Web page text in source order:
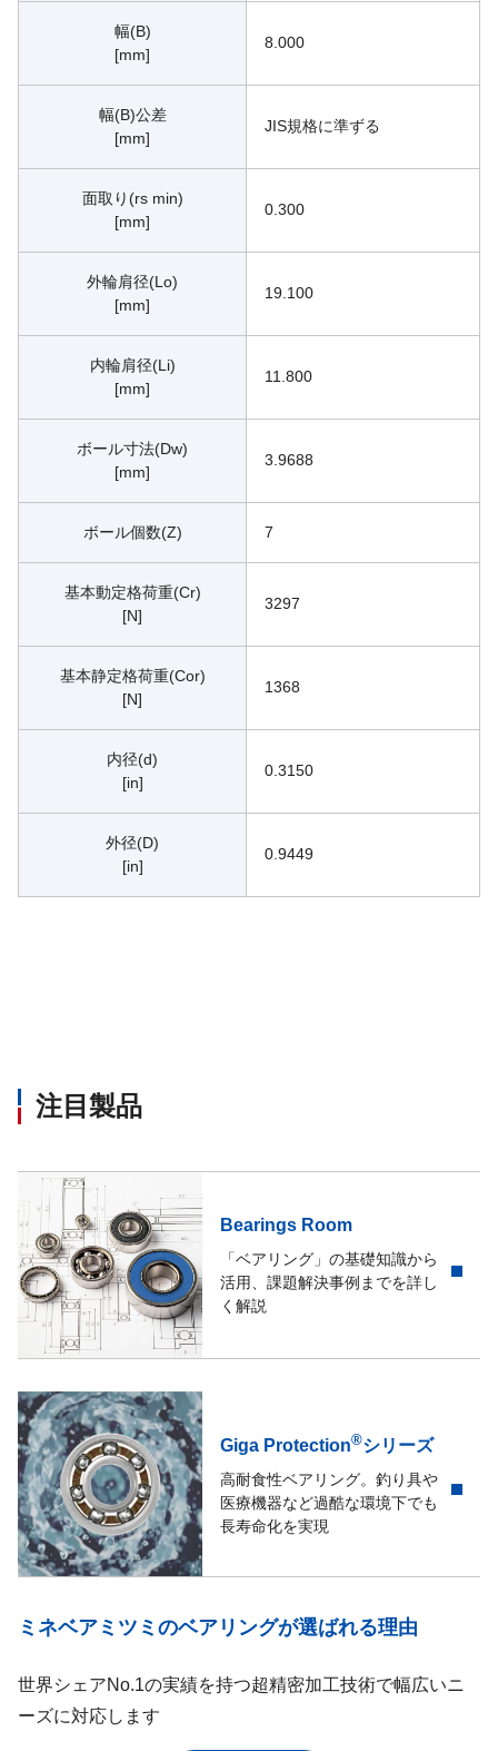
幅(B)
[mm]
8.000
幅(B)公差
[mm]
JIS規格に準ずる
面取り(rs min)
[mm]
0.300
外輪肩径(Lo)
[mm]
19.100
内輪肩径(Li)
[mm]
11.800
ボール寸法(Dw)
[mm]
3.9688
ボール個数(Z) 7
基本動定格荷重(Cr)
[N]
3297
基本静定格荷重(Cor)
[N]
1368
内径(d)
[in]
0.3150
外径(D)
[in]
0.9449
注目製品
Bearings Room
「ベアリング」の基礎知識から
活用、課題解決事例までを詳し
く解説
Giga Protection®シリーズ
高耐食性ベアリング。釣り具や
医療機器など過酷な環境下でも
長寿命化を実現
ミネベアミツミのベアリングが選ばれる理由
世界シェアNo.1の実績を持つ超精密加工技術で幅広いニ
ーズに対応します